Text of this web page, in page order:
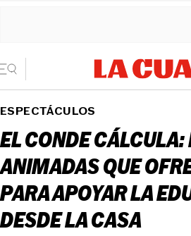
ESPECTÁCULOS
EL CONDE
ANIMADAS QUE
PARA APOYAR LA
DESDE LA CASA